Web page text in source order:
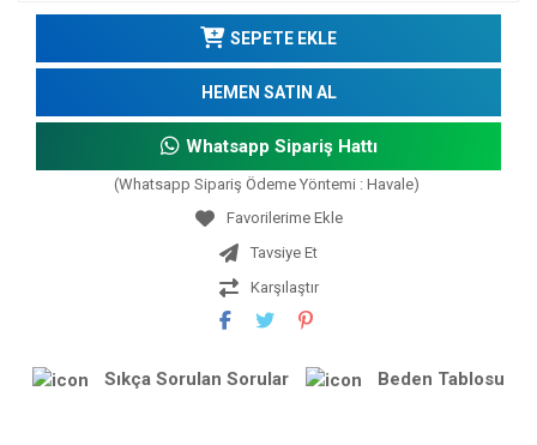
SEPETE EKLE
HEMEN SATIN AL
Whatsapp Sipariş Hattı
(Whatsapp Sipariş Ödeme Yöntemi : Havale)
Tavsiye Et
Karşılaştır
Sıkça Sorulan Sorular Beden Tablosu